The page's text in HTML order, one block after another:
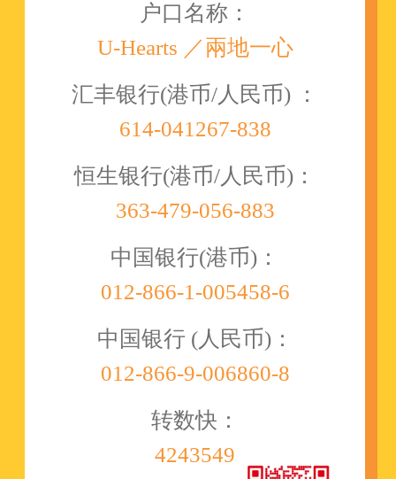
户口名称：
U-Hearts ／兩地一心
汇丰银行(港币/人民币) ：
614-041267-838
恒生银行(港币/人民币)：
363-479-056-883
中国银行(港币)：
012-866-1-005458-6
中国银行 (人民币)：
012-866-9-006860-8
转数快：
4243549